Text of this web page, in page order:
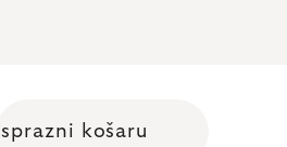
Isprazni košaru